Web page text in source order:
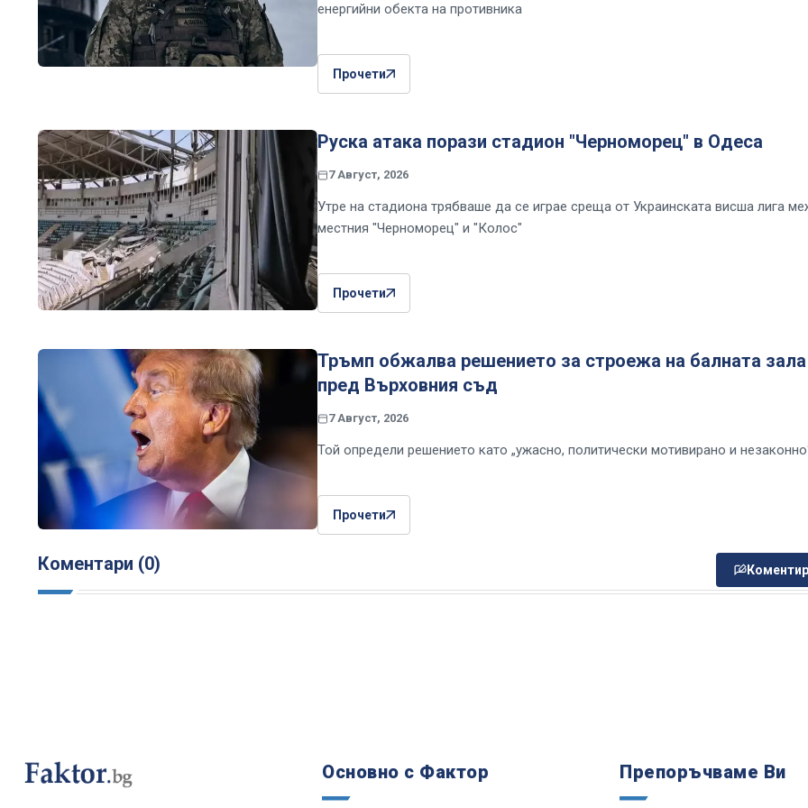
енергийни обекта на противника
Прочети
Руска атака порази стадион "Черноморец" в Одеса
7 Август, 2026
Утре на стадиона трябваше да се играе среща от Украинската висша лига
местния "Черноморец" и "Колос"
Прочети
Тръмп обжалва решението за строежа на балната зала
пред Върховния съд
7 Август, 2026
Той определи решението като „ужасно, политически мотивирано и
Прочети
Коментари (0)
Основно с Фактор Препоръчваме Ви